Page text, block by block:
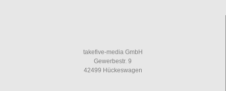
takefive-media GmbH
Gewerbestr. 9
42499 Hückeswagen